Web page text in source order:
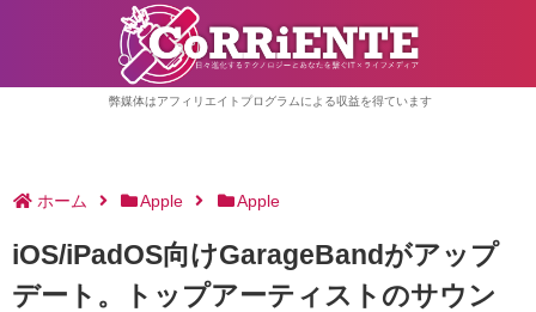
弊媒体はアフィリエイトプログラムによる収益を得ています
ホーム Apple Apple
iOS/iPadOS向けGarageBandがアップ
デート。トップアーティストのサウン